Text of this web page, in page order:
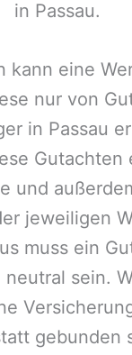
in Passau.
kann eine
nur von
in Passau
Gutachten
und
jeweiligen
muss ein
neutral sein.
gebunden